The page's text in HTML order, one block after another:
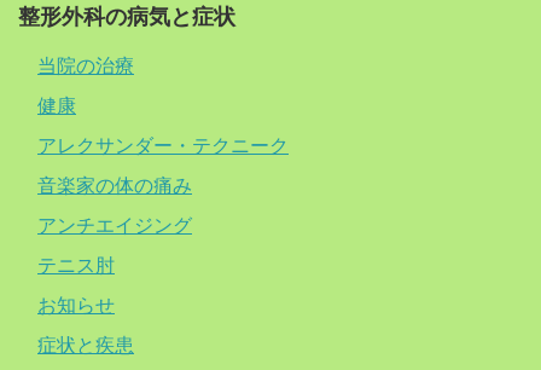
整形外科の病気と症状
当院の治療
健康
アレクサンダー・テクニーク
音楽家の体の痛み
アンチエイジング
テニス肘
お知らせ
症状と疾患